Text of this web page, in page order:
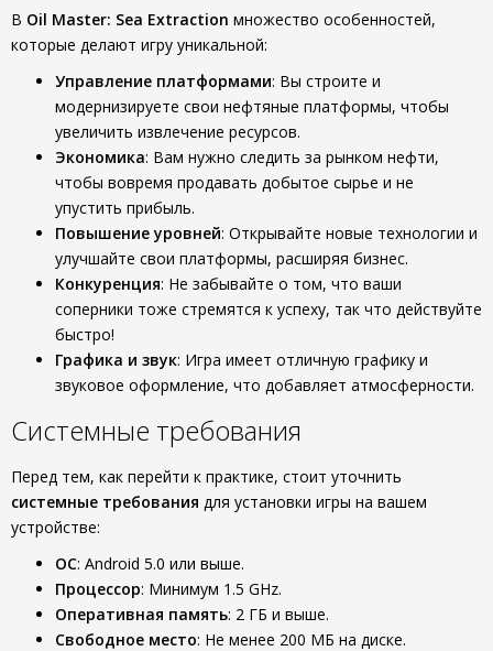
В Oil Master: Sea Extraction множество особенностей,
которые делают игру уникальной:
Управление платформами: Вы строите и
модернизируете свои нефтяные платформы, чтобы
увеличить извлечение ресурсов.
Экономика: Вам нужно следить за рынком нефти,
чтобы вовремя продавать добытое сырье и не
упустить прибыль.
Повышение уровней: Открывайте новые технологии и
улучшайте свои платформы, расширяя бизнес.
Конкуренция: Не забывайте о том, что ваши
соперники тоже стремятся к успеху, так что действуйте
быстро!
Графика и звук: Игра имеет отличную графику и
звуковое оформление, что добавляет атмосферности.
Системные требования
Перед тем, как перейти к практике, стоит уточнить
системные требования для установки игры на вашем
устройстве:
ОС: Android 5.0 или выше.
Процессор: Минимум 1.5 GHz.
Оперативная память: 2 ГБ и выше.
Свободное место: Не менее 200 МБ на диске.